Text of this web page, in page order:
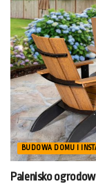
BUDOWA DOMU I
Palenisko